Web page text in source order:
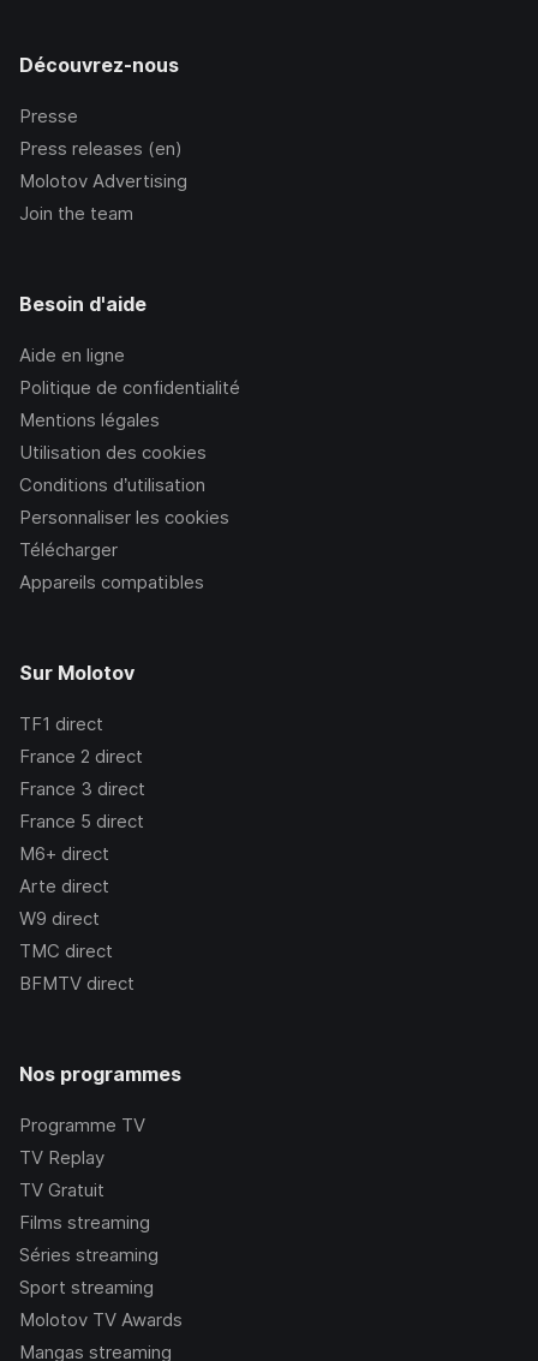
Découvrez-nous
Presse
Press releases (en)
Molotov Advertising
Join the team
Besoin d'aide
Aide en ligne
Politique de confidentialité
Mentions légales
Utilisation des cookies
Conditions d’utilisation
Personnaliser les cookies
Télécharger
Appareils compatibles
Sur Molotov
TF1 direct
France 2 direct
France 3 direct
France 5 direct
M6+ direct
Arte direct
W9 direct
TMC direct
BFMTV direct
Nos programmes
Programme TV
TV Replay
TV Gratuit
Films streaming
Séries streaming
Sport streaming
Molotov TV Awards
Mangas streaming